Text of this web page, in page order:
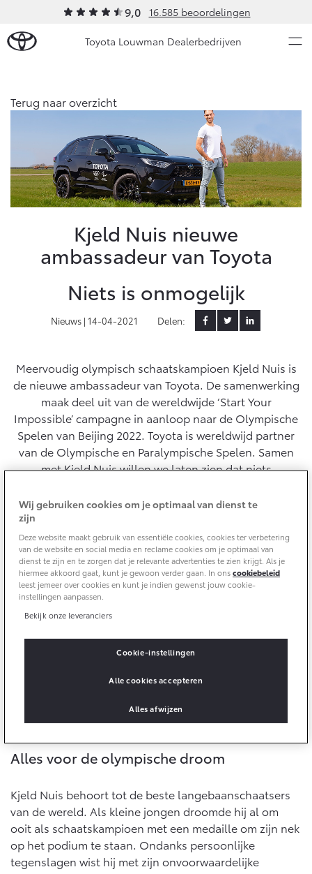
9,0 16.585 beoordelingen
Toyota Louwman Dealerbedrijven
Ons bedrijf
Contact en Route
Vacatures
Klantbeoordelingen
Aygo X
HYBRIDE
Vanaf € 23.750,-
Yaris
HYBRIDE
Vanaf € 27.195,-
Vanaf € 31.895,- Vanaf € 32.995,-
Corolla Hatchback
HYBRIDE
Corolla Touring Sports
HYBRIDE
Toyota C-HR
HYBRIDE
BATTERIJ-ELEKTRISCH
PLUG-IN HYBRIDE
Occasions
Onderhoud
Onderhoud op Maat
APK
Airco check
Vakantiecheck
Hybride Zekerheid Controle
Toyota handleidingen
Schade & Garantie
Toyota Pechhulp
Schade & Glasherstel
10 jaar Toyota garantie
Toyota fabrieksgarantie
Accessoires
Connected
Connected Services
Wat is Private Lease?
Bereken je maandbedrag
Private Lease voor ZZP
Private Lease Occasions
Financieren
Toyota Betaalplan
Oplaadservice
Thuislaadpakketten
Laadpas
Toyota Autoverzekering
Toyota Hybride Autoverzekering
Overige diensten
iDeal betaling
Zakelijk
Toyota voor de zaak
Leaserijder
Wagenparkbeheer
Contact zakelijke markt
Leasen
Financial Lease
Operational Lease
Bedrijfswagens op maat
Financieren of leasen
Verzekeren
Werkplaatsafspraak maken
Contact en Route
Vraag een brochure aan
Bekijk de verwachte modellen
Terug naar overzicht
Kjeld Nuis nieuwe
ambassadeur van Toyota
Niets is onmogelijk
Nieuws | 14-04-2021 Delen:
Meervoudig olympisch schaatskampioen Kjeld Nuis is
de nieuwe ambassadeur van Toyota. De samenwerking
maak deel uit van de wereldwijde ‘Start Your
Impossible’ campagne in aanloop naar de Olympische
Spelen van Beijing 2022. Toyota is wereldwijd partner
van de Olympische en Paralympische Spelen. Samen
met Kjeld Nuis willen we laten zien dat niets
onbegrensde toewijding om continu te verbeteren,
Alles voor de olympische droom
Kjeld Nuis behoort tot de beste langebaanschaatsers
van de wereld. Als kleine jongen droomde hij al om
ooit als schaatskampioen met een medaille om zijn nek
op het podium te staan. Ondanks persoonlijke
tegenslagen wist hij met zijn onvoorwaardelijke
Wij gebruiken cookies om je optimaal van dienst te
zijn
Deze website maakt gebruik van essentiële cookies, cookies ter verbetering
van de website en social media en reclame cookies om je optimaal van
dienst te zijn en te zorgen dat je relevante advertenties te zien krijgt. Als je
hiermee akkoord gaat, kunt je gewoon verder gaan. In onscookiebeleid
leest jemeer over cookies en kunt je indien gewenst jouw cookie-
instellingen aanpassen.
Bekijk onze leveranciers
Cookie-instellingen
Alles afwijzen
Alle cookies accepteren